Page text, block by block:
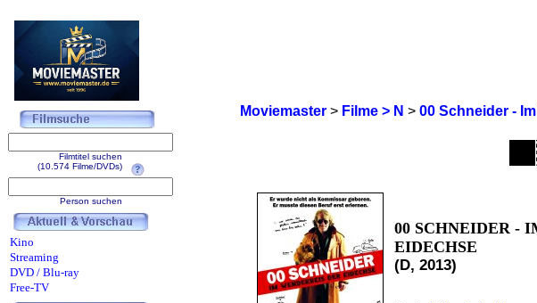
Moviemaster> Filme > N > 00 Schneider -
00 SCHNEIDER -
EIDECHSE
(D, 2013)
Filmtitel suchen
(10.574 Filme/DVDs)
Person suchen
Kino
Streaming
DVD / Blu-ray
Free-TV